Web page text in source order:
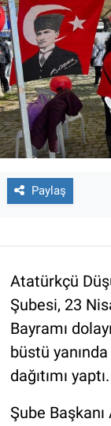
Paylaş
Atatürkçü
Şubesi, 23
Bayramı
büstü
dağıtımı yaptı.
Şube
Haber